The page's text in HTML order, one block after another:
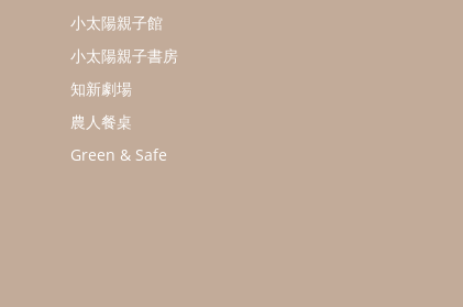
小太陽親子館
小太陽親子書房
知新劇場
農人餐桌
Green & Safe